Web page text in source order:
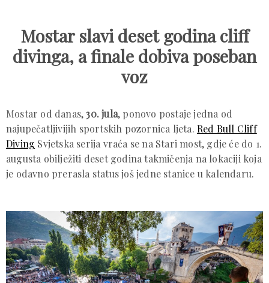
Mostar slavi deset godina cliff
divinga, a finale dobiva poseban
voz
Mostar od danas,30. jula, ponovo postaje jedna od
najupečatljivijih sportskih pozornica ljeta. Red Bull Cliff
Diving Svjetska serija vraća se na Stari most, gdje će do 1.
augusta obilježiti deset godina takmičenja na lokaciji koja
je odavno prerasla status još jedne stanice u kalendaru.